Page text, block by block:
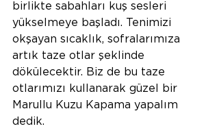
birlikte sabahları kuş sesleri
yükselmeye başladı. Tenimizi
okşayan sıcaklık, sofralarımıza
artık taze otlar şeklinde
dökülecektir. Biz de bu taze
otlarımızı kullanarak güzel bir
Marullu Kuzu Kapama yapalım
dedik.